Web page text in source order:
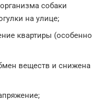
собаки
на улице;
квартиры (особенно
веществ и снижена